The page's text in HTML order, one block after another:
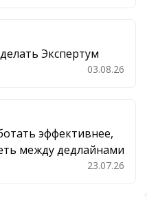
Экспертум
03.08.26
эффективнее,
между дедлайнами
23.07.26